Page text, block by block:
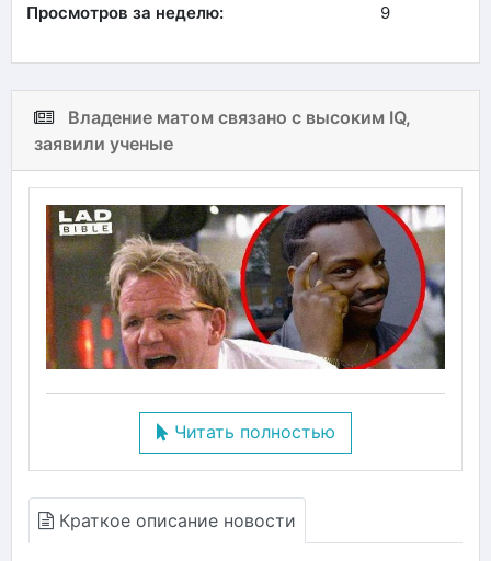
Просмотров за неделю:
9
Владение матом связано с высоким IQ,
заявили ученые
Читать полностью
Краткое описание новости